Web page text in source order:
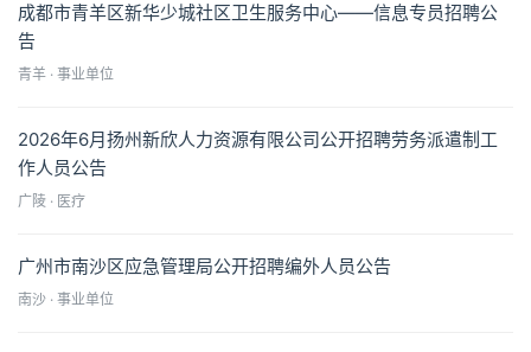
成都市青羊区新华少城社区卫生服务中心——信息专员招聘公
告
青羊 · 事业单位
2026年6月扬州新欣人力资源有限公司公开招聘劳务派遣制工
作人员公告
广陵 · 医疗
广州市南沙区应急管理局公开招聘编外人员公告
南沙 · 事业单位